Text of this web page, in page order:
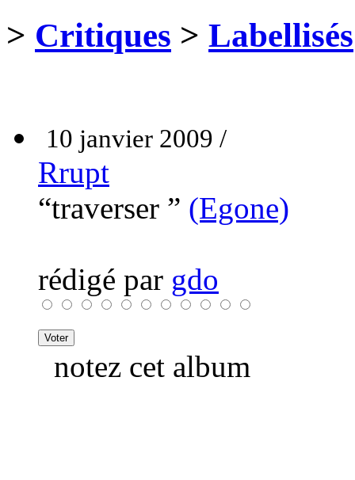
> Critiques > Labellisés
10 janvier 2009 /
Rrupt
“traverser ” (Egone)
rédigé par gdo
notez cet album